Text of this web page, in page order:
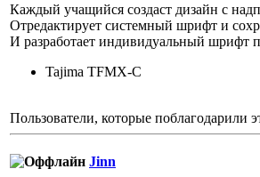
Каждый учащийся создаст дизайн с
Отредактирует системный шрифт и
И разработает индивидуальный шрифт
Tajima TFMX-C
Пользователи, которые поблагодарили
Jinn